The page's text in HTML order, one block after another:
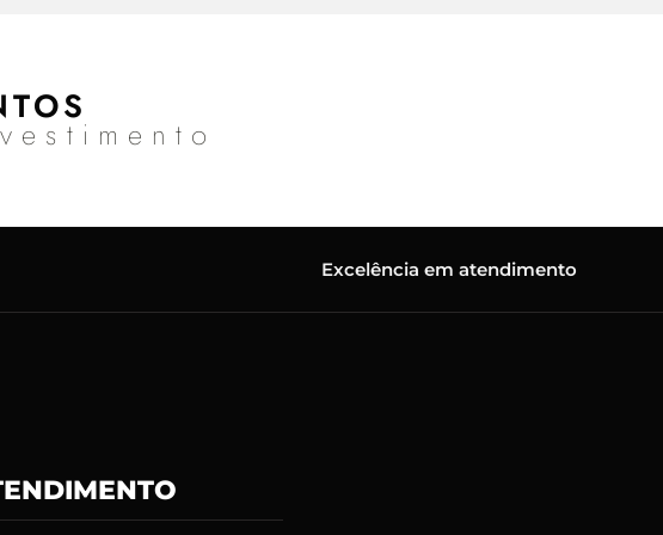
Excelência em atendimento